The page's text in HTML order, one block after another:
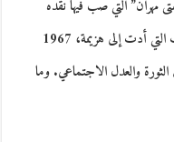
مهران” التي صب فيها نقده
القاسي على السياسة الناصرية،‮ ‬مركزا على الأسباب التي أدت إلى هزيمة، 1967‮
الثورة والعدل الاجتماعي. وما